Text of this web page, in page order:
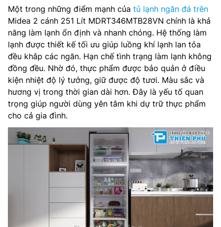
Một trong những điểm mạnh của tủ lạnh ngăn đá trên
Midea 2 cánh 251 Lít MDRT346MTB28VN chính là khả
năng làm lạnh ổn định và nhanh chóng. Hệ thống làm
lạnh được thiết kế tối ưu giúp luồng khí lạnh lan tỏa
đều khắp các ngăn. Hạn chế tình trạng làm lạnh không
đồng đều. Nhờ đó, thực phẩm được bảo quản ở điều
kiện nhiệt độ lý tưởng, giữ được độ tươi. Màu sắc và
hương vị trong thời gian dài hơn. Đây là yếu tố quan
trọng giúp người dùng yên tâm khi dự trữ thực phẩm
cho cả gia đình.